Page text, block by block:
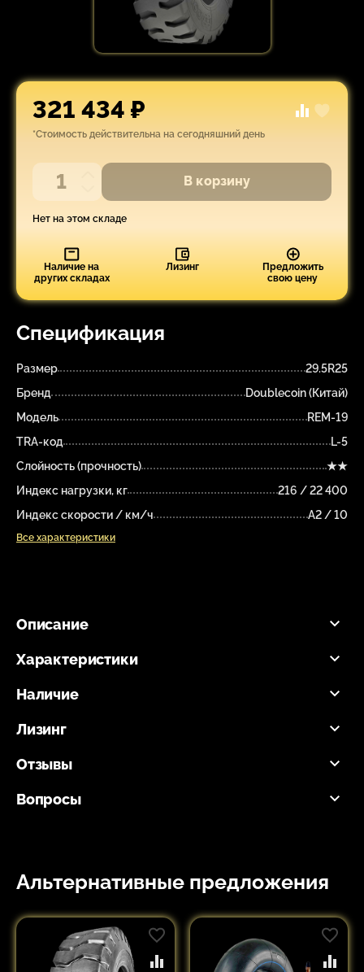
Спецификация
Размер
29.5R25
Бренд
Doublecoin (Китай)
Модель
REM-19
TRA-код
L-5
Слойность (прочность)
★★
Индекс нагрузки, кг
216 / 22 400
Индекс скорости / км/ч
A2 / 10
Все характеристики
321 434 ₽
*Стоимость действительна на сегодняшний день
В корзину
Нет на этом складе
Наличие на
других складах
Лизинг
Предложить
свою цену
Описание
Характеристики
Наличие
Лизинг
Отзывы
Вопросы
Альтернативные предложения